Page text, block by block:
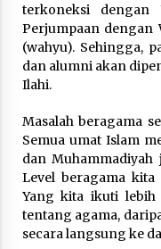
terkoneksi dengan
Perjumpaan dengan
(wahyu). Sehingga,
dan alumni akan
Ilahi.
Masalah beragama
Semua umat Islam
dan Muhammadiyah
Level beragama kita
Yang kita ikuti lebih
tentang agama,
secara langsung ke